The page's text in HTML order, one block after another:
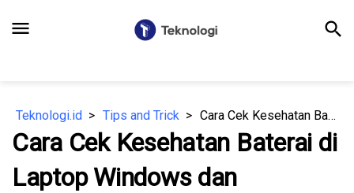
menu search
Teknologi.id Tips and Trick Cara Cek Kesehatan Baterai di Laptop Windows dan MacBook Terbaru
Cara Cek Kesehatan Baterai di
Laptop Windows dan